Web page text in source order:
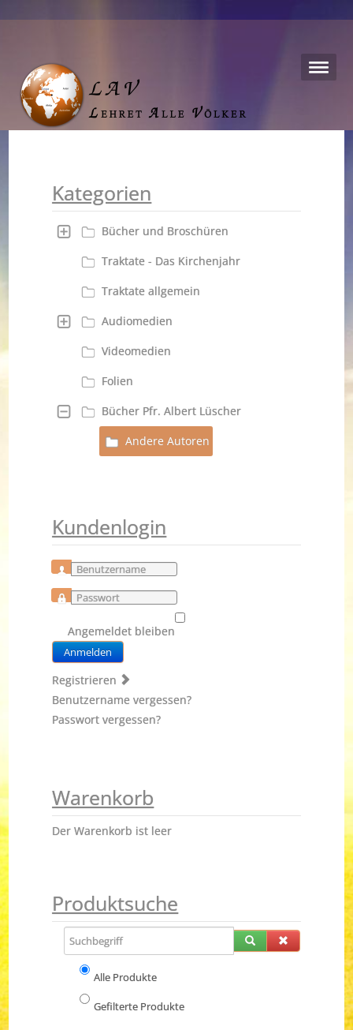
Kategorien
Bücher und Broschüren
Traktate - Das Kirchenjahr
Traktate allgemein
Audiomedien
Videomedien
Folien
Bücher Pfr. Albert Lüscher
Andere Autoren
Kundenlogin
Benutzername
Passwort
Angemeldet bleiben
Anmelden
Registrieren
Benutzername vergessen?
Passwort vergessen?
Warenkorb
Der Warenkorb ist leer
Produktsuche
Alle Produkte
Gefilterte Produkte